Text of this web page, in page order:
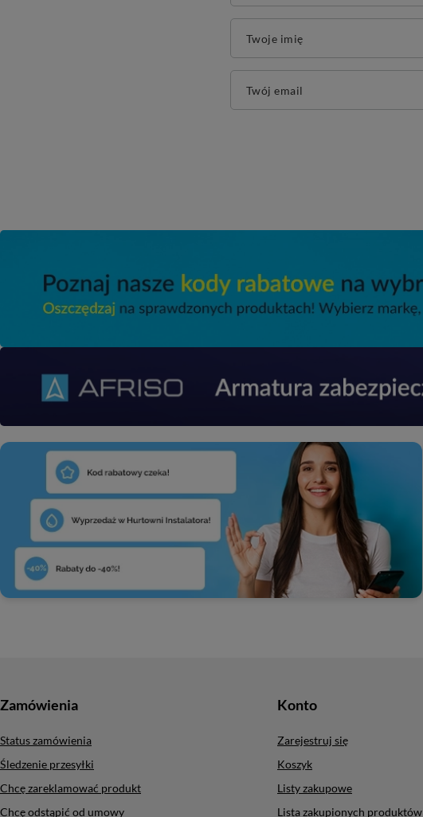
Twoje imię
Twój email
Zamówienia
Status zamówienia
Śledzenie przesyłki
Chcę zareklamować produkt
Chcę odstąpić od umowy
Konto
Zarejestruj się
Koszyk
Listy zakupowe
Lista zakupionych produktów